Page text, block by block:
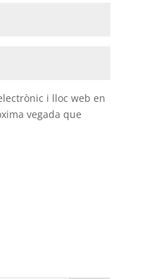
i lloc web en
vegada que